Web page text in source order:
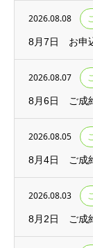
2026.08.08
8月7日 お申
2026.08.07
8月6日 ご成
2026.08.05
8月4日 ご成
2026.08.03
8月2日 ご成